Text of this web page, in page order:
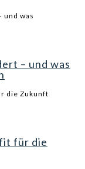
– und was
für die